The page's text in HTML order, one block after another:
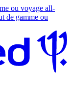
ou voyage all-
de gamme ou